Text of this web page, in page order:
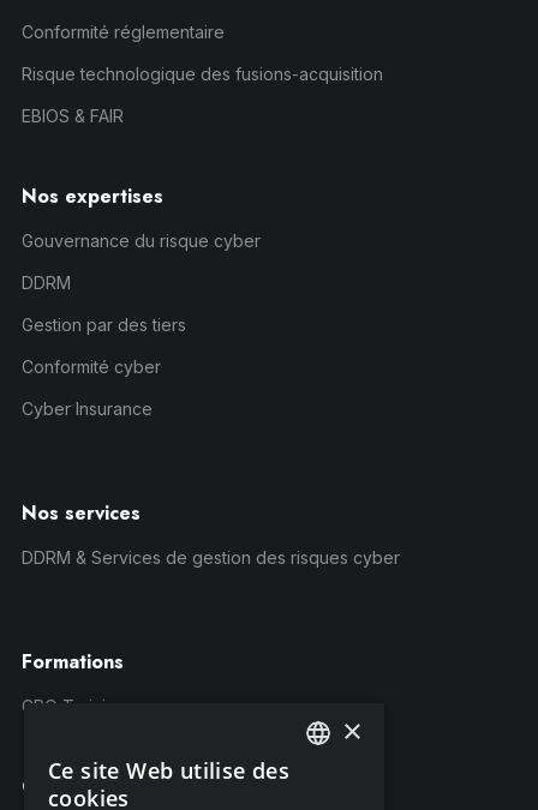
Conformité réglementaire
Risque technologique des fusions-acquisition
EBIOS & FAIR
Nos expertises
Gouvernance du risque cyber
DDRM
Gestion par des tiers
Conformité cyber
Cyber Insurance
Nos services
DDRM & Services de gestion des risques cyber
Formations
CRQ Training
Compagnie
×
Ce site Web utilise des
cookies